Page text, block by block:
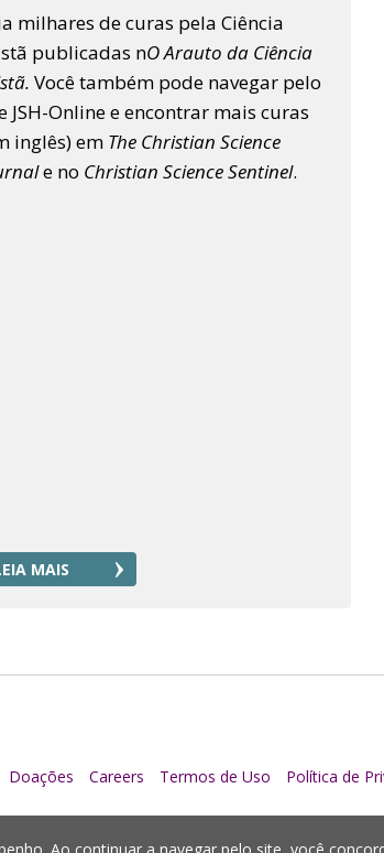
milhares de curas pela Ciência
publicadas nO Arauto da Ciência
Você também pode navegar pelo
JSH-Online e encontrar mais curas
inglês) em The Christian Science
e no Christian Science Sentinel.
MAIS
Doações Careers Termos de Uso Política de